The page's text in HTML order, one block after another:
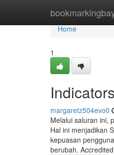
Home
Home
1
margaretz504evo0
Melalui saluran ini,
Hal ini menjadikan
kepuasan
berubah.